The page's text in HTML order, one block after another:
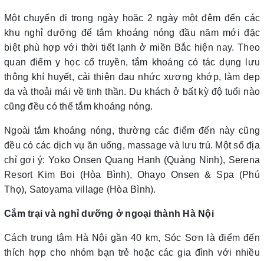
Một chuyến đi trong ngày hoặc 2 ngày một đêm đến các
khu nghỉ dưỡng để tắm khoáng nóng đầu năm mới đặc
biệt phù hợp với thời tiết lạnh ở miền Bắc hiện nay. Theo
quan điểm y học cổ truyền, tắm khoáng có tác dụng lưu
thông khí huyết, cải thiện đau nhức xương khớp, làm đẹp
da và thoải mái về tinh thần. Du khách ở bất kỳ độ tuổi nào
cũng đều có thể tắm khoáng nóng.
Ngoài tắm khoáng nóng, thường các điểm đến này cũng
đều có các dịch vụ ăn uống, massage và lưu trú. Một số địa
chỉ gợi ý: Yoko Onsen Quang Hanh (Quảng Ninh), Serena
Resort Kim Boi (Hòa Bình), Ohayo Onsen & Spa (Phú
Thọ), Satoyama village (Hòa Bình).
Cắm trại và nghỉ dưỡng ở ngoại thành Hà Nội
Cách trung tâm Hà Nội gần 40 km, Sóc Sơn là điểm đến
thích hợp cho nhóm bạn trẻ hoặc các gia đình với nhiều